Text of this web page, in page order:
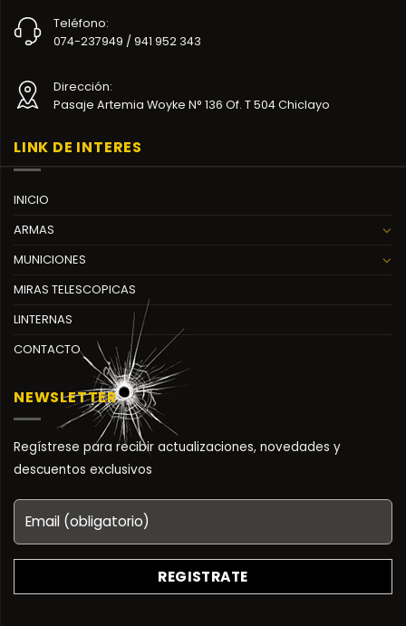
Teléfono:
074-237949 / 941 952 343
Dirección:
Pasaje Artemia Woyke N° 136 Of. T 504 Chiclayo
LINK DE INTERES
INICIO
ARMAS
MUNICIONES
MIRAS TELESCOPICAS
LINTERNAS
CONTACTO
NEWSLETTER
Regístrese para recibir actualizaciones, novedades y
descuentos exclusivos